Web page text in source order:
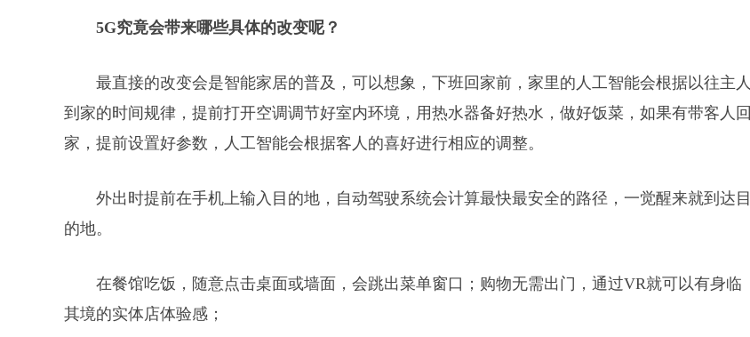
5G究竟会带来哪些具体的改变呢？
最直接的改变会是智能家居的普及，可以想象，下班回家前，家里的人工智能会根据以往主人
到家的时间规律，提前打开空调调节好室内环境，用热水器备好热水，做好饭菜，如果有带客人回
家，提前设置好参数，人工智能会根据客人的喜好进行相应的调整。
外出时提前在手机上输入目的地，自动驾驶系统会计算最快最安全的路径，一觉醒来就到达目
的地。
在餐馆吃饭，随意点击桌面或墙面，会跳出菜单窗口；购物无需出门，通过VR就可以有身临
其境的实体店体验感；